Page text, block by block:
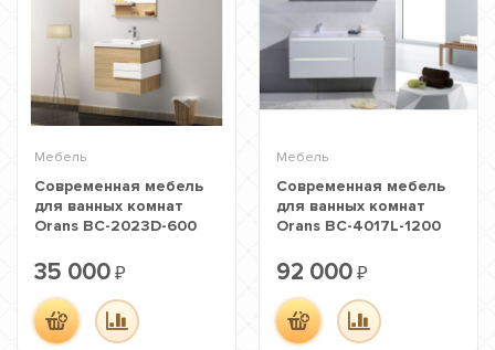
Мебель
Современная мебель
для ванных комнат
Orans BC-2023D-600
35 000 ₽
Мебель
Современная мебель
для ванных комнат
Orans BC-4017L-1200
92 000 ₽